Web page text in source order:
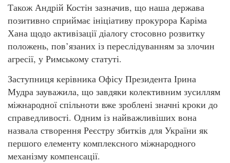
Також Андрій Костін зазначив, що наша держава
позитивно сприймає ініціативу прокурора Каріма
Хана щодо активізації діалогу стосовно розвитку
положень, пов’язаних із переслідуванням за злочин
агресії, у Римському статуті.
Заступниця керівника Офісу Президента Ірина
Мудра зауважила, що завдяки колективним зусиллям
міжнародної спільноти вже зроблені значні кроки до
справедливості. Одним із найважливіших вона
назвала створення Реєстру збитків для України як
першого елементу комплексного міжнародного
механізму компенсації.